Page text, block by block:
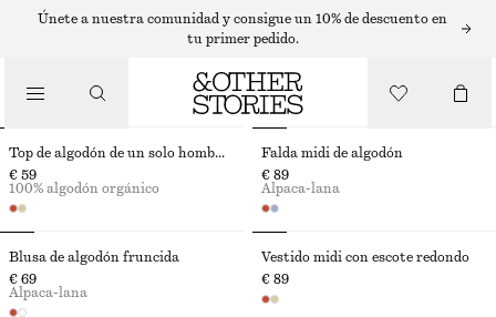
Únete a nuestra comunidad y consigue un 10% de descuento en
tu primer pedido.
EDICIÓN DE VACACIONES
Top de algodón de un solo hombro
€ 59
100% algodón orgánico
Falda midi de algodón
€ 89
Alpaca-lana
Blusa de algodón fruncida
€ 69
Alpaca-lana
Vestido midi con escote redondo
€ 89